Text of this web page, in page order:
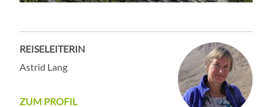
REISELEITERIN
Astrid Lang
ZUM PROFIL